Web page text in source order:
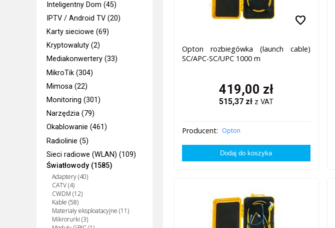
Inteligentny Dom (45)
IPTV / Android TV (20)
Karty sieciowe (69)
Kryptowaluty (2)
Mediakonwertery (33)
MikroTik (304)
Mimosa (22)
Monitoring (301)
Narzędzia (79)
Okablowanie (461)
Radiolinie (5)
Sieci radiowe (WLAN) (109)
Światłowody (1585)
Adaptery (40)
CATV (4)
CWDM (12)
Kable (58)
Materiały eksploatacyjne (11)
Mikrorurki (3)
favorite
Opton rozbiegówka (launch cable)
SC/APC-SC/UPC 1000 m
419,00 zł
515,37zł z VAT
Producent: Opton